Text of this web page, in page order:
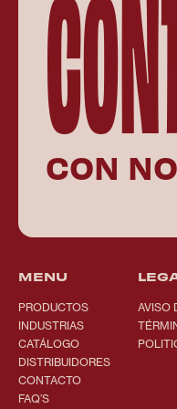
CON
MENU
PRODUCTOS
INDUSTRIAS
CATÁLOGO
DISTRIBUIDORES
CONTACTO
FAQ’S
AVISO